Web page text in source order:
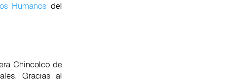
Humanos del
Chincolco de
Gracias al